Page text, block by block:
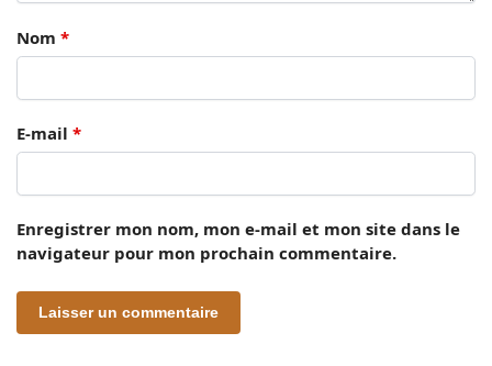
Nom *
E-mail *
Enregistrer mon nom, mon e-mail et mon site dans le
navigateur pour mon prochain commentaire.